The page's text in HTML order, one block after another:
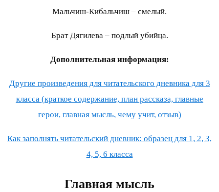
Мальчиш-Кибальчиш – смелый.
Брат Дягилева – подлый убийца.
Дополнительная информация:
Другие произведения для читательского дневника для 3
класса (краткое содержание, план рассказа, главные
герои, главная мысль, чему учит, отзыв)
Как заполнять читательский дневник: образец для 1, 2, 3,
4, 5, 6 класса
Главная мысль